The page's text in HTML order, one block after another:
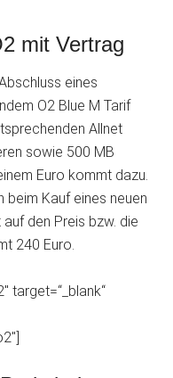
mit Vertrag
eines
O2 Blue M Tarif
Allnet
sowie 500 MB
Euro kommt dazu.
beim Kauf eines neuen
den Preis bzw. die
240 Euro.
target=“_blank“